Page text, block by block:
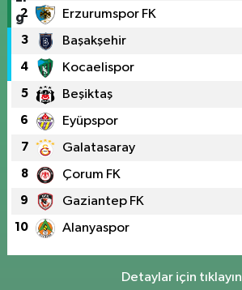
2 Erzurumspor FK
3 Başakşehir
4 Kocaelispor
5 Beşiktaş
6 Eyüpspor
7 Galatasaray
8 Çorum FK
9 Gaziantep FK
10 Alanyaspor
Detaylar için tıklayın